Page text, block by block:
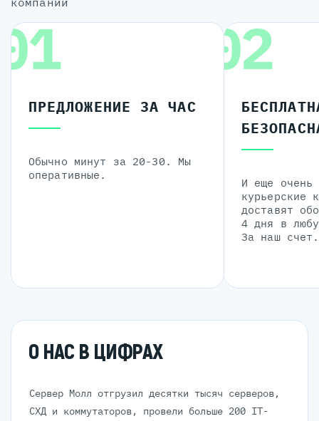
ПРЕДЛОЖЕНИЕ ЗА ЧАС
Обычно минут за 20-30. Мы
оперативные.
02
И еще очень
курьерские
доставят
4 дня в
За наш счет.
О НАС В ЦИФРАХ
Сервер Молл отгрузил десятки тысяч серверов,
СХД и коммутаторов, провели больше 200 IT-